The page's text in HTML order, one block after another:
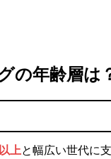
の年齢層は
上と幅広い世代に